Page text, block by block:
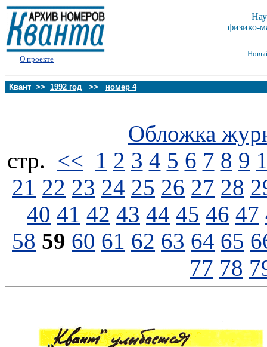
О проекте
физико-
Квант >> 1992 год >> номер 4
Обложка
стp. << 1 2 3 4 5 6 7 8 9
21 22 23 24 25 26 27 28
40 41 42 43 44 45 46 47
58 59 60 61 62 63 64 65
77 78